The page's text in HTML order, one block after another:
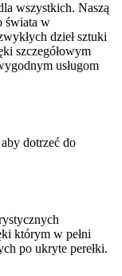
wszystkich. Naszą
świata w
dzieł sztuki
szczegółowym
usługom
dotrzeć do
którym w pełni
po ukryte perełki.